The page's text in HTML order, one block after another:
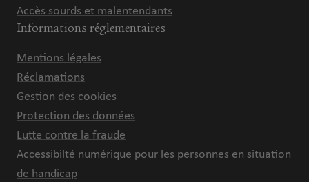
Accès sourds et malentendants
Informations réglementaires
Mentions légales
Réclamations
Gestion des cookies
Protection des données
Lutte contre la fraude
Accessibilté numérique pour les personnes en situation
de handicap